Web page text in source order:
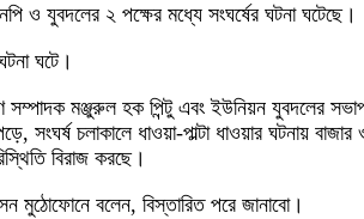
ও যুবদলের ২ পক্ষের মধ্যে সংঘর্ষের ঘটনা ঘটেছে।
ঘটে।
সম্পাদক মঞ্জুরুল হক পিন্টু এবং ইউনিয়ন যুবদলের
সংঘর্ষ চলাকালে ধাওয়া-পাল্টা ধাওয়ার
বিরাজ করছে।
মুঠোফোনে বলেন, বিস্তারিত পরে জানাবো।